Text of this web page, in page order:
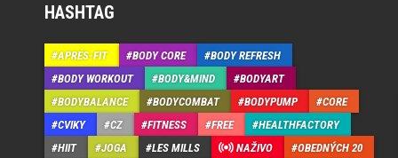
HASHTAG
APRÉS-FIT BODY CORE
BODY REFRESH
BODY WORKOUT
BODY&MIND
BODYART
BODYBALANCE
BODYCOMBAT BODYPUMP
CORE
CVIKY
CZ FITNESS FREE
HEALTHFACTORY
HIIT
JOGA LES MILLS NAŽIVO OBEDNÝCH 20